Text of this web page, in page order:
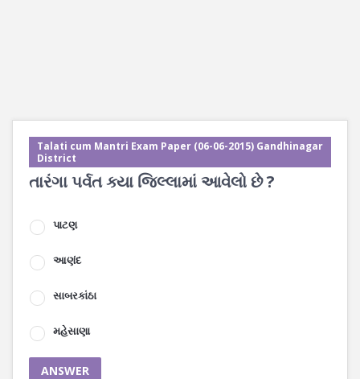
Talati cum Mantri Exam Paper (06-06-2015) Gandhinagar
District
તારંગા પર્વત ક્યા જિલ્લામાં આવેલો છે ?
પાટણ
આણંદ
સાબરકાંઠા
મહેસાણા
ANSWER